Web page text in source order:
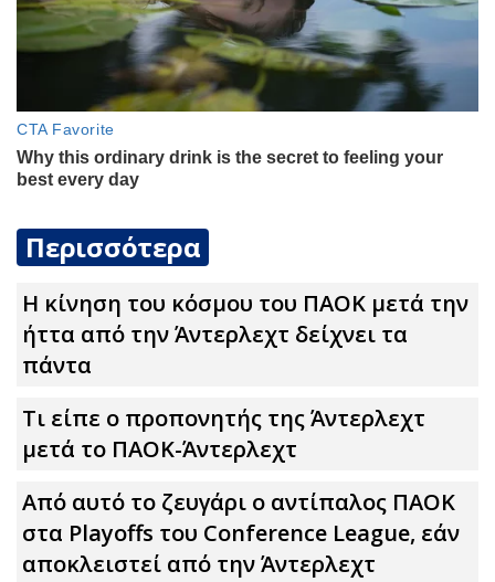
Περισσότερα
Η κίνηση του κόσμου του ΠΑΟΚ μετά την
ήττα από την Άντερλεχτ δείχνει τα
πάντα
Τι είπε ο προπονητής της Άντερλεχτ
μετά το ΠΑΟΚ-Άντερλεχτ
Από αυτό το ζευγάρι ο αντίπαλος ΠΑΟΚ
στα Playoffs του Conference League, εάν
αποκλειστεί από την Άντερλεχτ